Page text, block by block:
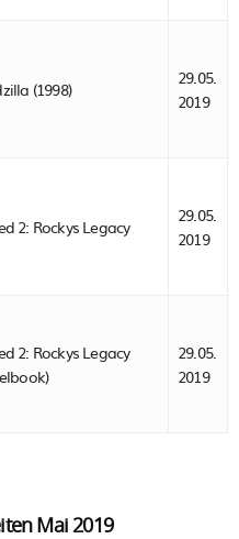
(1998)
29.05.
2019
2: Rockys Legacy
29.05.
2019
2: Rockys Legacy
29.05.
2019
Mai 2019